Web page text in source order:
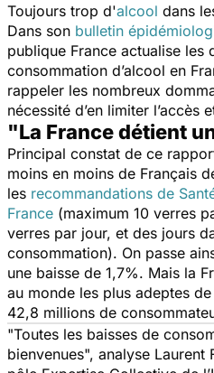
Toujours trop d'alcool dans
Dans son bulletin
publique France actualise les
consommation d’alcool en
rappeler les nombreux
nécessité d’en limiter l’accès
"La France détient
Principal constat de ce
moins en moins de Français
les recommandations de
France (maximum 10 verres
verres par jour, et des jours
consommation). On passe
une baisse de 1,7%. Mais la
au monde les plus adeptes
42,8 millions de
"Toutes les baisses de
bienvenues", analyse Laurent